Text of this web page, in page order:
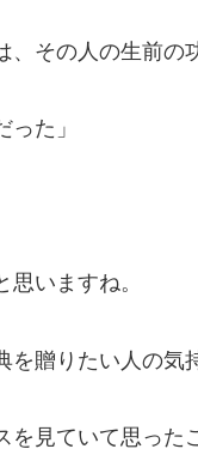
その人の生前の
た」
いますね。
贈りたい人の気
見ていて思った